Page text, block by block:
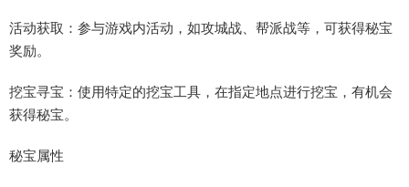
活动获取：参与游戏内活动，如攻城战、帮派战等，可获得秘宝
奖励。
挖宝寻宝：使用特定的挖宝工具，在指定地点进行挖宝，有机会
获得秘宝。
秘宝属性